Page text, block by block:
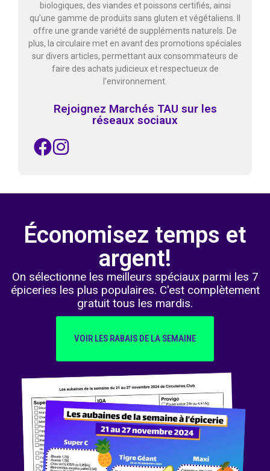
biologiques, des viandes et poissons certifiés, ainsi
qu’une gamme de produits sans gluten et végétaliens. Il
offre une grande variété de suppléments naturels. De
plus, la circulaire met en avant des promotions spéciales
sur divers articles, permettant aux consommateurs de
faire des achats judicieux et respectueux de
l’environnement.
Rejoignez Marchés TAU sur les
réseaux sociaux
Économisez temps et
argent!
On sélectionne les meilleurs spéciaux parmi les 7
épiceries les plus populaires. C'est complètement
gratuit tous les mardis.
VOIR LES RABAIS DE LA SEMAINE